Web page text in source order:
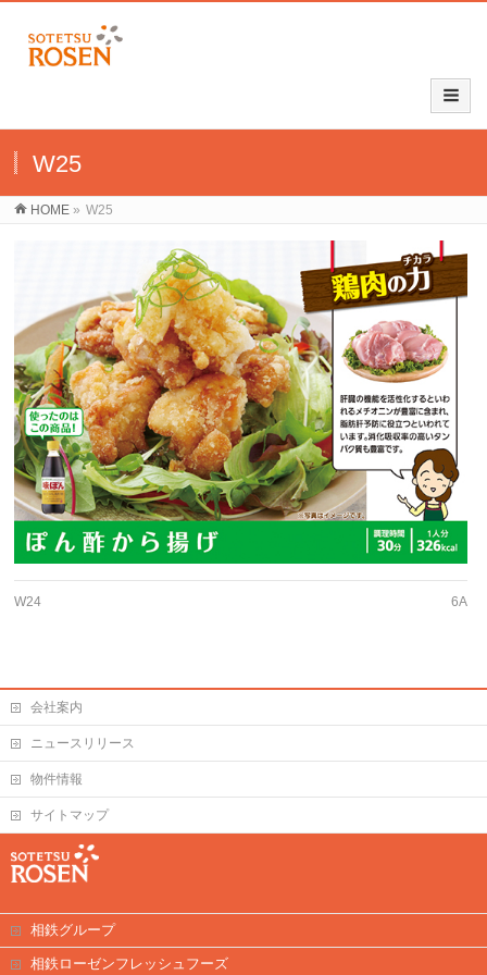
W25
HOME » W25
W24 6A
会社案内
ニュースリリース
物件情報
サイトマップ
相鉄グループ
相鉄ローゼンフレッシュフーズ